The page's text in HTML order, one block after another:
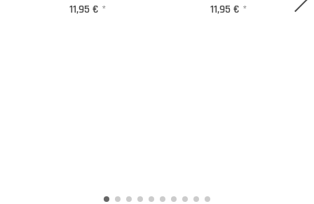
11,95 € * 11,95 € *